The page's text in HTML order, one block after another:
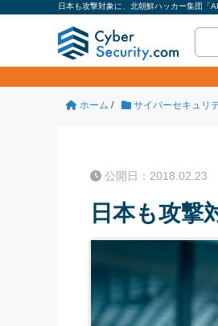
日本も攻撃対象に、北朝鮮ハッカー集団「
ホーム / サイバーセキュリ
公開日：
日本も攻撃